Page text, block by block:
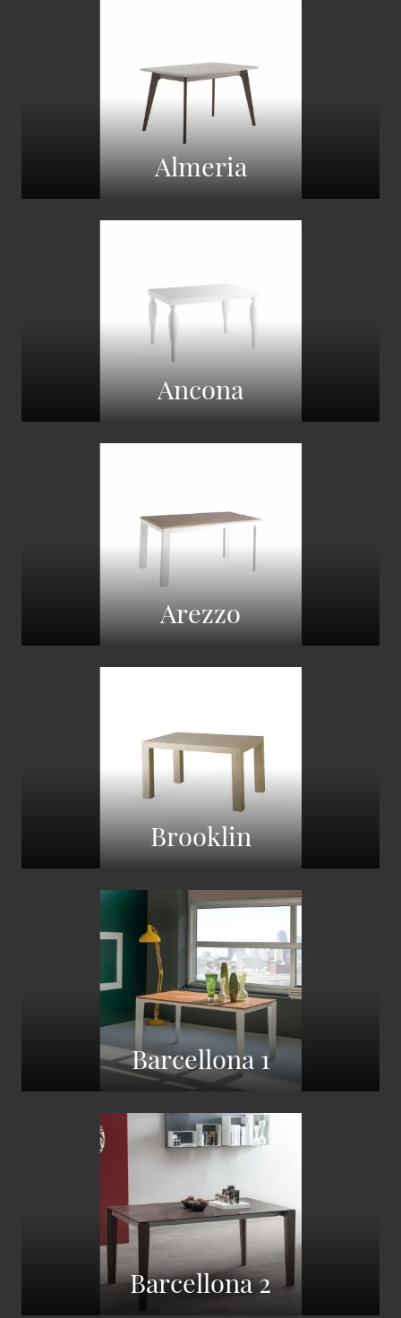
Almeria
Ancona
Arezzo
Brooklin
Barcellona 1
Barcellona 2